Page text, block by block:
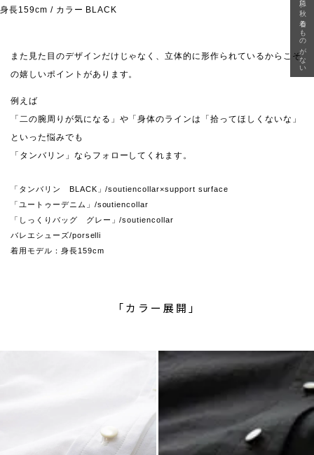
身長159cm / カラー BLACK
また見た目のデザインだけじゃなく、立体的に形作られているからこそ
の嬉しいポイントがあります。
例えば
「二の腕周りが気になる」や「身体のラインは「拾ってほしくないな」
といった悩みでも
「タンバリン」ならフォローしてくれます。
「タンバリン BLACK」/soutiencollar×support surface
「ユートゥーデニム」/soutiencollar
「しっくりバッグ グレー」/soutiencollar
バレエシューズ/porselli
着用モデル：身長159cm
「カラー展開」
急に秋、着るものがない